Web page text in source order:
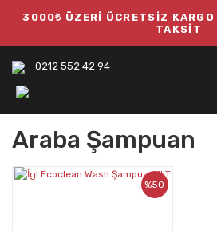
3000₺ ÜZERİ ÜCRETSİZ KARGO
TAKSİT
0212 552 42 94
Araba Şampuan
%50